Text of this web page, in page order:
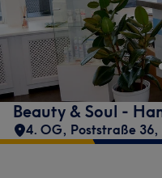
Beauty & Soul -
4. OG, Poststraße 36,